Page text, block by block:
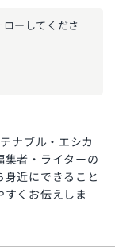
ーしてくださ
ナブル・エシカ
集者・ライターの
近にできること
すくお伝えしま